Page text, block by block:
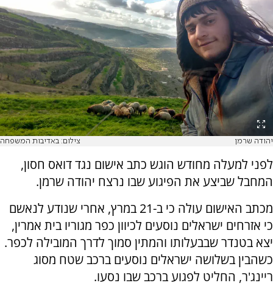
יהודה שרמן צילום: באדיבות המשפחה
לפני למעלה מחודש הוגש כתב אישום נגד דואס חסון,
המחבל שביצע את הפיגוע שבו נרצח יהודה שרמן.
מכתב האישום עולה כי ב-21 במרץ, אחרי שנודע לנאשם
כי אזרחים ישראלים נוסעים לכיוון כפר מגוריו בית אמרין,
יצא בטנדר שבבעלותו והמתין סמוך לדרך המובילה לכפר.
כשהבין בשלושה ישראלים נוסעים ברכב שטח מסוג
ריינג'ר, החליט לפגוע ברכב שבו נסעו.